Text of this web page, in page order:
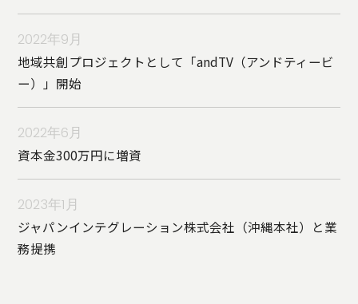
2022年9月
地域共創プロジェクトとして「andTV（アンドティービ
ー）」開始
2022年6月
資本金300万円に増資
2023年1月
ジャパンインテグレーション株式会社（沖縄本社）と業
務提携